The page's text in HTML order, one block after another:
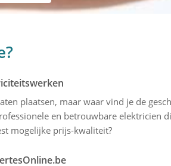
plaatsen, maar waar vind je de
en betrouwbare elektricien
mogelijke prijs-kwaliteit?